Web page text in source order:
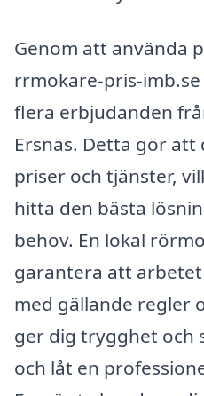
Genom att använda
rrmokare-pris-
flera erbjudanden
Ersnäs. Detta gör att
priser och tjänster,
hitta den bästa
behov. En lokal
garantera att
med gällande regler
ger dig trygghet och
och låt en